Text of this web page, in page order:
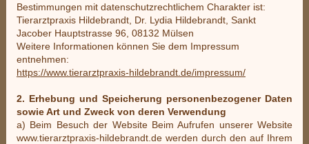
Bestimmungen mit datenschutzrechtlichem Charakter ist:
Tierarztpraxis Hildebrandt, Dr. Lydia Hildebrandt, Sankt
Jacober Hauptstrasse 96, 08132 Mülsen
Weitere Informationen können Sie dem Impressum
entnehmen:
https://www.tierarztpraxis-hildebrandt.de/impressum/
2. Erhebung und Speicherung personenbezogener Daten
sowie Art und Zweck von deren Verwendung
a) Beim Besuch der Website Beim Aufrufen unserer Website
www.tierarztpraxis-hildebrandt.de werden durch den auf Ihrem